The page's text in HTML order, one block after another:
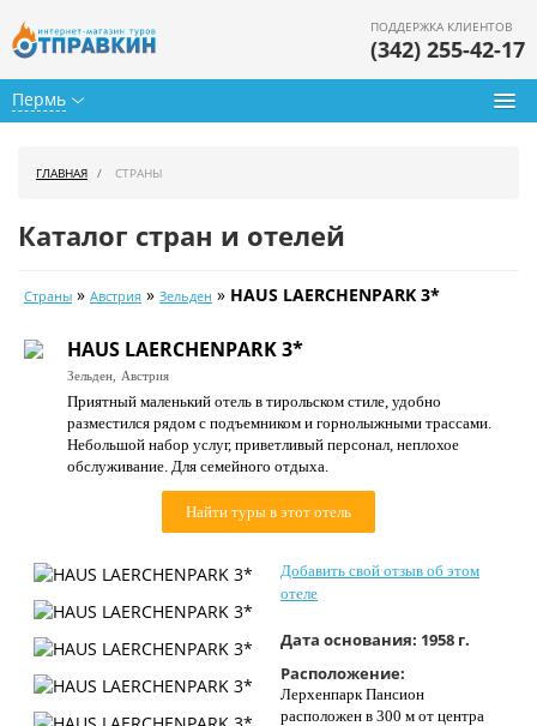
Пермь
ПОДДЕРЖКА КЛИЕНТОВ
(342) 255-42-17
Календарь туров
Цены дня
Страны
Как купить
Контакты
ГЛАВНАЯ СТРАНЫ
Каталог стран и отелей
Страны » Австрия » Зельден » HAUS LAERCHENPARK 3*
HAUS LAERCHENPARK 3*
Зельден, Австрия
Приятный маленький отель в тирольском стиле, удобно
разместился рядом с подъемником и горнолыжными трассами.
Небольшой набор услуг, приветливый персонал, неплохое
обслуживание. Для семейного отдыха.
Найти туры в этот отель
Добавить свой отзыв об этом
отеле
Дата основания: 1958 г.
Расположение:
Лерхенпарк Пансион
расположен в 300 м от центра